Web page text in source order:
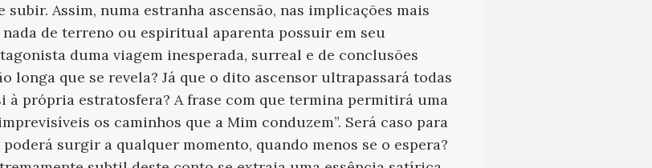
subir. Assim, numa estranha ascensão, nas implicações mais
nada de terreno ou espiritual aparenta possuir em seu
duma viagem inesperada, surreal e de conclusões
longa que se revela? Já que o dito ascensor ultrapassará todas
à própria estratosfera? A frase com que termina permitirá uma
os caminhos que a Mim conduzem”. Será caso para
surgir a qualquer momento, quando menos se o espera?